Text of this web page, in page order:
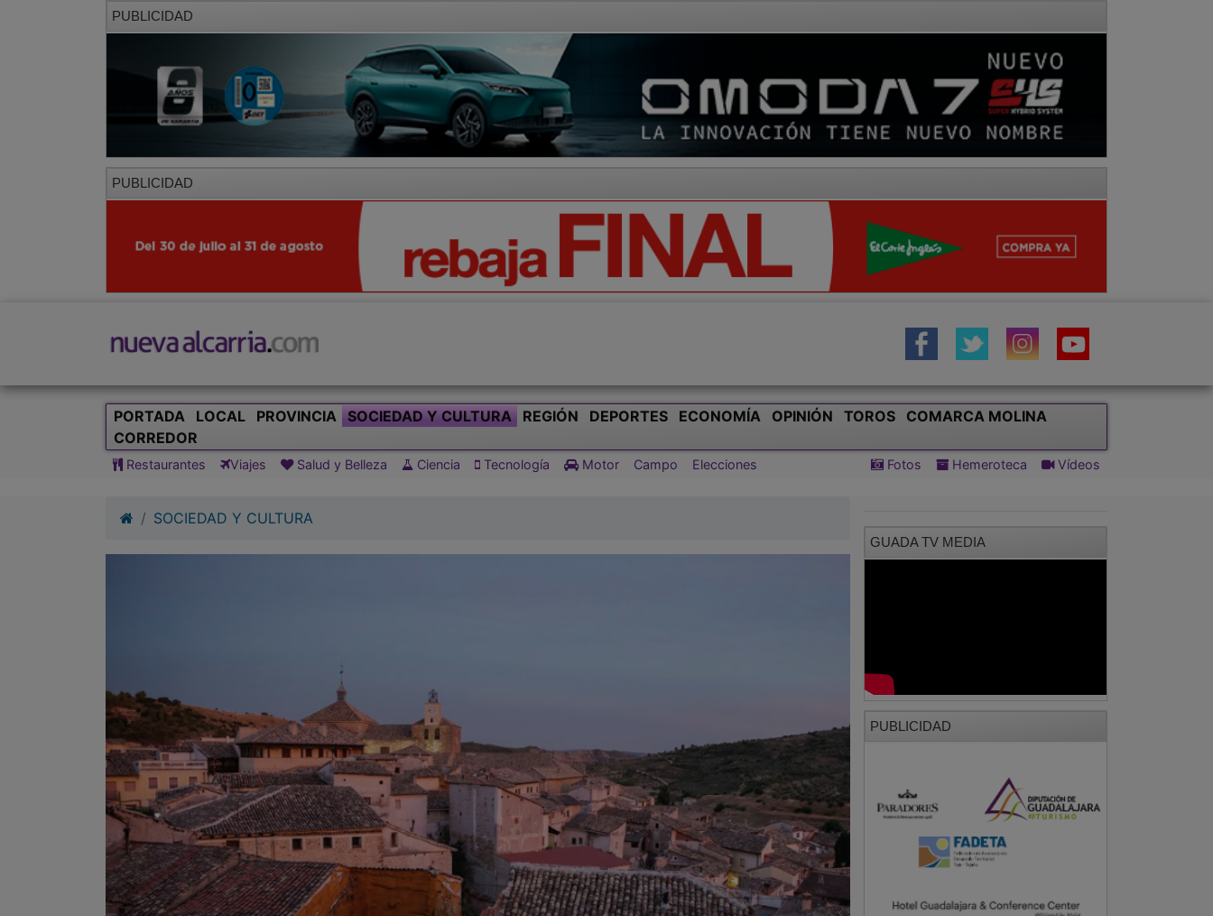
PUBLICIDAD
PUBLICIDAD
PORTADA LOCAL PROVINCIA SOCIEDAD Y CULTURA REGIÓN DEPORTES ECONOMÍA OPINIÓN TOROS
COMARCA MOLINA
CORREDOR
Restaurantes Viajes Salud y Belleza Ciencia Tecnología Motor Campo Elecciones Fotos Hemeroteca Vídeos
SOCIEDAD Y CULTURA
GUADA TV MEDIA
PUBLICIDAD